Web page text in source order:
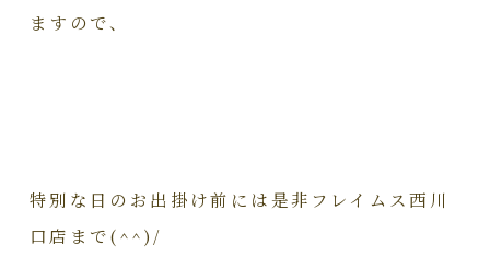
ますので、
特別な日のお出掛け前には是非フレイムス西川
口店まで(^^)/